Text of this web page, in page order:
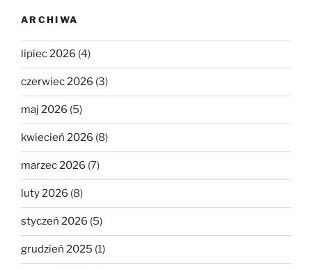
ARCHIWA
lipiec 2026 (4)
czerwiec 2026 (3)
maj 2026 (5)
kwiecień 2026 (8)
marzec 2026 (7)
luty 2026 (8)
styczeń 2026 (5)
grudzień 2025 (1)